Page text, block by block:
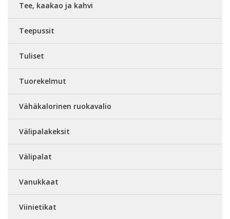
Tee, kaakao ja kahvi
Teepussit
Tuliset
Tuorekelmut
Vähäkalorinen ruokavalio
Välipalakeksit
Välipalat
Vanukkaat
Viinietikat